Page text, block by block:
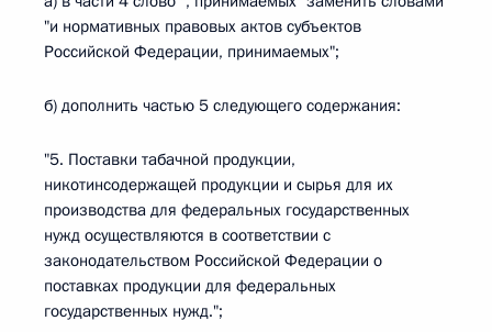
"и нормативных правовых актов субъектов
Российской Федерации, принимаемых";
б) дополнить частью 5 следующего содержания:
"5. Поставки табачной продукции,
никотинсодержащей продукции и сырья для их
производства для федеральных государственных
нужд осуществляются в соответствии с
законодательством Российской Федерации о
поставках продукции для федеральных
государственных нужд.";